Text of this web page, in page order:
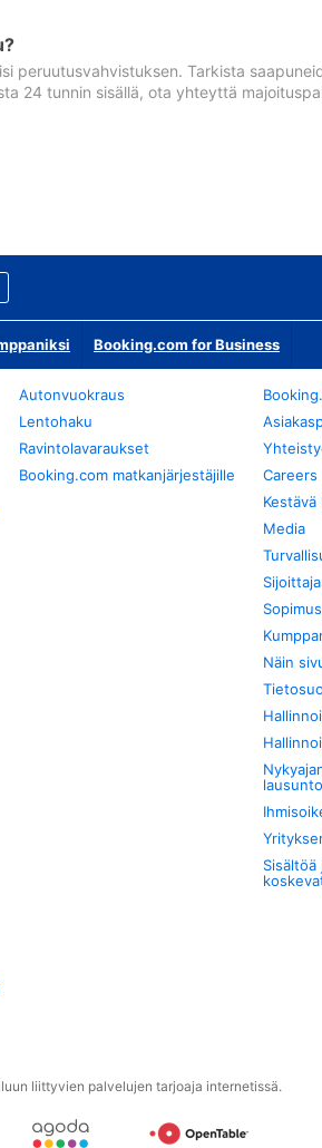
peruutusvahvistuksen. Tarkista
24 tunnin sisällä, ota yhteyttä
Booking.com for Business
Autonvuokraus
Lentohaku
Ravintolavaraukset
Booking.com matkanjärjestäjille
Careers
Media
Näin
lausunto
Sisältöä
liittyvien palvelujen tarjoaja internetissä.